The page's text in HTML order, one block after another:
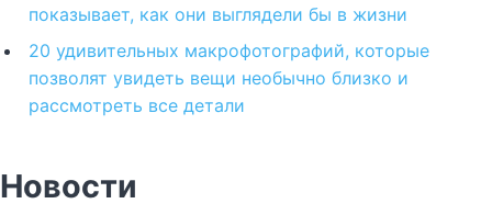
показывает, как они выглядели бы в жизни
20 удивительных макрофотографий, которые
позволят увидеть вещи необычно близко и
рассмотреть все детали
Новости